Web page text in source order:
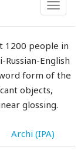
Toggle
1200 people in
English
form of the
objects,
glossing.
Archi (IPA)